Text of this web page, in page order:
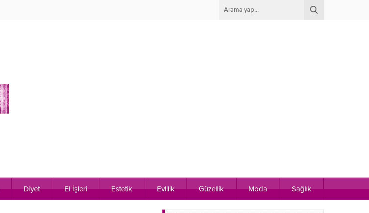
Diyet El İşleri Estetik Evlilik Güzellik Moda Sağlık